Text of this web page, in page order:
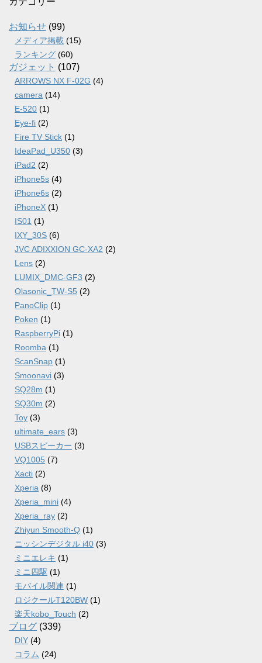
ブ
お知らせ (99)
メディア掲載 (15)
ランキング (60)
ガジェット (107)
ARROWS NX F-02G (4)
camera (14)
E-520 (1)
Eye-fi (2)
Fire TV Stick (1)
IdeaPad_U350 (3)
iPad2 (2)
iPhone5s (4)
iPhone6s (2)
iPhoneX (1)
IS01 (1)
IXY_30S (6)
JVC ADIXXION GC-XA2 (2)
Lens (2)
LUMIX_DMC-GF3 (2)
Olasonic_TW-S5 (2)
PanoClip (1)
Poken (1)
RaspberryPi (1)
Roomba (1)
ScanSnap (1)
Smoonavi (3)
SQ28m (1)
SQ30m (2)
Toy (3)
ultimate_ears (3)
USBスピーカー (3)
VQ1005 (7)
Xacti (2)
Xperia (8)
Xperia_mini (4)
Xperia_ray (2)
Zhiyun Smooth-Q (1)
ニッシンデジタル i40 (3)
ミニエレキ (1)
ミニ四駆 (1)
モバイル関連 (1)
ロジクールT120BW (1)
楽天kobo_Touch (2)
ブログ (339)
DIY (4)
コラム (24)